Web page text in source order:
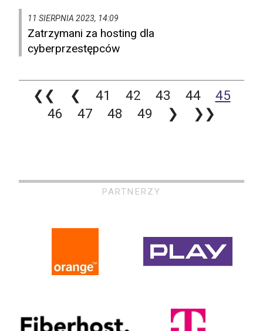
11 SIERPNIA 2023, 14:09
Zatrzymani za hosting dla
cyberprzestępców
❮❮ ❮ 41 42 43 44
45
46
47 48 49 ❯ ❯❯
PARTNERZY